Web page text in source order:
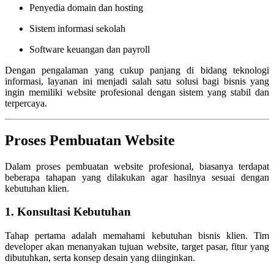
Penyedia domain dan hosting
Sistem informasi sekolah
Software keuangan dan payroll
Dengan pengalaman yang cukup panjang di bidang teknologi
informasi, layanan ini menjadi salah satu solusi bagi bisnis yang
ingin memiliki website profesional dengan sistem yang stabil dan
terpercaya.
Proses Pembuatan Website
Dalam proses pembuatan website profesional, biasanya terdapat
beberapa tahapan yang dilakukan agar hasilnya sesuai dengan
kebutuhan klien.
1. Konsultasi Kebutuhan
Tahap pertama adalah memahami kebutuhan bisnis klien. Tim
developer akan menanyakan tujuan website, target pasar, fitur yang
dibutuhkan, serta konsep desain yang diinginkan.